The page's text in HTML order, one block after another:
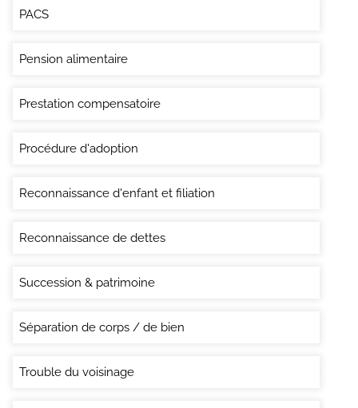
PACS
Pension alimentaire
Prestation compensatoire
Procédure d'adoption
Reconnaissance d'enfant et filiation
Reconnaissance de dettes
Succession & patrimoine
Séparation de corps / de bien
Trouble du voisinage